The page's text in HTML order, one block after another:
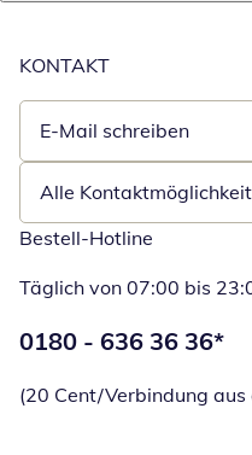
KONTAKT
E-Mail schreiben
Öffnet E-Mail-Client
Alle
Bestell-Hotline
Täglich von 07:00 bis
Telefonnummer:
0180 - 636 36 36*
(20 Cent/Verbindung